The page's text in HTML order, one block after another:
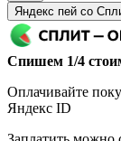
Яндекс пей со
Спишем 1/4
Оплачивайте
Яндекс ID